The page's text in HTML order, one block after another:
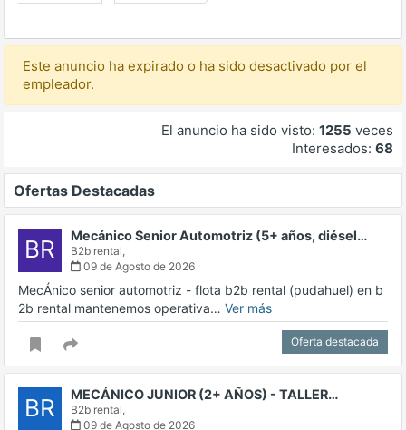
Este anuncio ha expirado o ha sido desactivado por el
empleador.
El anuncio ha sido visto: 1255 veces
Interesados: 68
Ofertas Destacadas
BR Mecánico Senior Automotriz (5+ años, diésel…
B2b rental,
09 de Agosto de 2026
MecÁnico senior automotriz - flota b2b rental (pudahuel) en b
2b rental mantenemos operativa… Ver más
Oferta destacada
BR MECÁNICO JUNIOR (2+ AÑOS) - TALLER…
B2b rental,
09 de Agosto de 2026